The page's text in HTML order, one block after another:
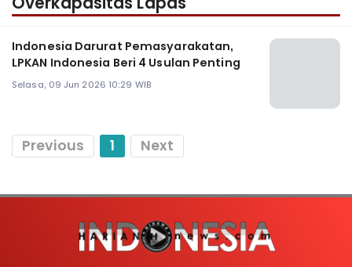
Indonesia Darurat Pemasyarakatan,
LPKAN Indonesia Beri 4 Usulan Penting
Selasa, 09 Jun 2026 10:29 WIB
Previous 1 Next